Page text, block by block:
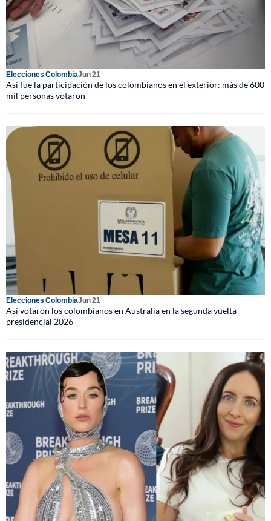
Elecciones ColombiaJun 21
Así fue la participación de los colombianos en el exterior: más de 600
mil personas votaron
Elecciones ColombiaJun 21
Así votaron los colombianos en Australia en la segunda vuelta
presidencial 2026